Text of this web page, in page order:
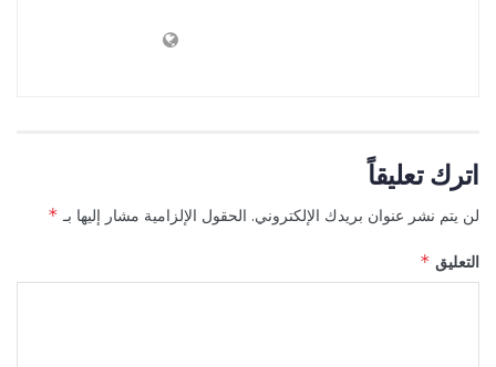
اترك تعليقاً
لن يتم نشر عنوان بريدك الإلكتروني. الحقول الإلزامية مشار إليها بـ *
التعليق *